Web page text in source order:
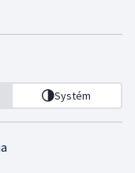
Systém